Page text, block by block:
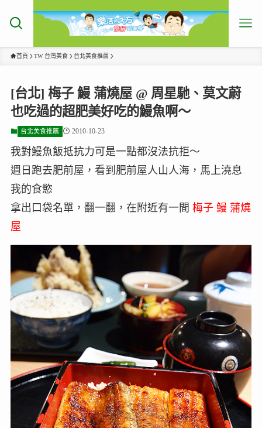
首頁 TW 台灣美食 台北美食推薦
[台北] 梅子 鰻 蒲燒屋 @ 周星馳、莫文蔚
也吃過的超肥美好吃的鰻魚啊～
台北美食推薦 2010-10-23
我對鰻魚飯抵抗力可是一點都沒法抗拒～
週日跑去肥前屋，看到肥前屋人山人海，馬上澆息
我的食慾
拿出口袋名單，翻一翻，在附近有一間 梅子 鰻 蒲燒
屋